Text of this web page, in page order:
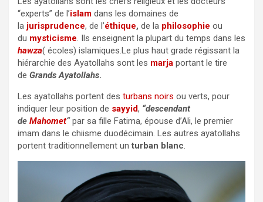
“experts” de l’islam dans les domaines de
la jurisprudence, de l’éthique, de la philosophie ou
du mysticisme. Ils enseignent la plupart du temps dans les
hawza( écoles) islamiques.Le plus haut grade régissant la
hiérarchie des Ayatollahs sont les marja portant le tire
de Grands Ayatollahs.
Les ayatollahs portent des turbans noirs ou verts, pour
indiquer leur position de sayyid, “descendant
de Mahomet“par sa fille Fatima, épouse d’Ali, le premier
imam dans le chiisme duodécimain. Les autres ayatollahs
portent traditionnellement un turban blanc.